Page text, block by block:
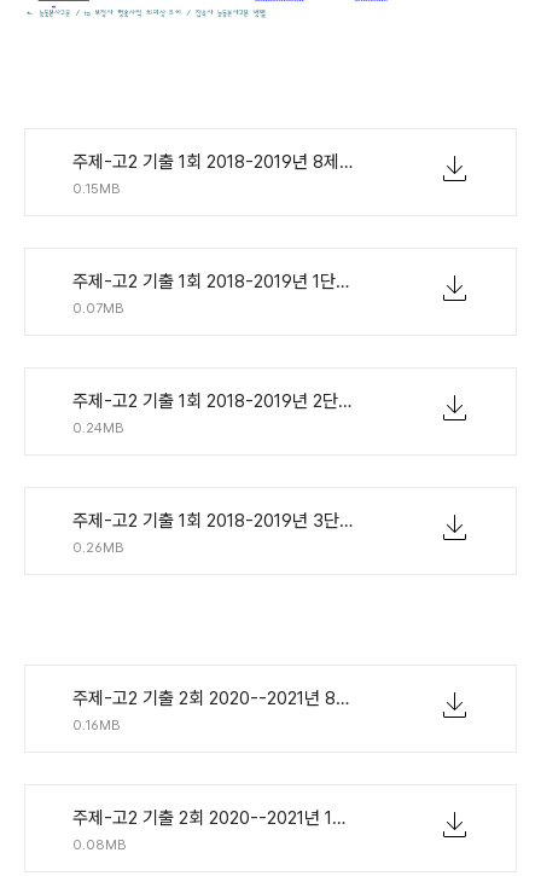
주제-고2 기출 1회 2018-2019년 8제.pdf
0.15MB
주제-고2 기출 1회 2018-2019년 1단계 단어연습.pdf
0.07MB
주제-고2 기출 1회 2018-2019년 2단계 - 지문만.pdf
0.24MB
주제-고2 기출 1회 2018-2019년 3단계 - 확인한줄해석.pdf
0.26MB
주제-고2 기출 2회 2020--2021년 8제.pdf
0.16MB
주제-고2 기출 2회 2020--2021년 1단계 - 단어연습.pdf
0.08MB